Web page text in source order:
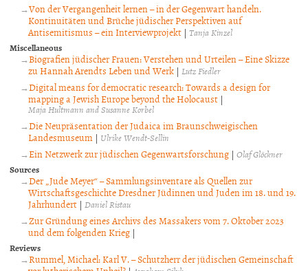
Von der Vergangenheit lernen – in der Gegenwart handeln.
Kontinuitäten und Brüche jüdischer Perspektiven auf
Antisemitismus – ein Interviewprojekt | Tanja Kinzel
Miscellaneous
Biografien jüdischer Frauen: Verstehen und Urteilen – Eine Skizze
zu Hannah Arendts Leben und Werk | Lutz Fiedler
Digital means for democratic research: Towards a design for
mapping a Jewish Europe beyond the Holocaust |
Maja Hultmann and Susanne Korbel
Die Neupräsentation der Judaica im Braunschweigischen
Landesmuseum | Ulrike Wendt-Sellin
Ein Netzwerk zur jüdischen Gegenwartsforschung |Olaf Glöckner
Sources
Der „Jude Meyer“ – Sammlungsinventare als Quellen zur
Wirtschaftsgeschichte Dresdner Jüdinnen und Juden im 18. und 19.
Jahrhundert | Daniel Ristau
Zur Gründung eines Archivs des Massakers vom 7. Oktober 2023
und dem folgenden Krieg |
Reviews
Rummel, Michael: Karl V. – Schutzherr der jüdischen Gemeinschaft